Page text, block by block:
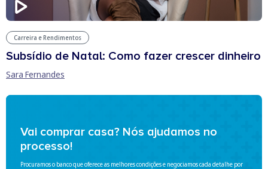
Carreira e Rendimentos
Subsídio de Natal: Como fazer crescer dinheiro
Sara Fernandes
Vai comprar casa? Nós ajudamos no
processo!
Procuramos o banco que oferece as melhores condições e negociamos cada detalhe por